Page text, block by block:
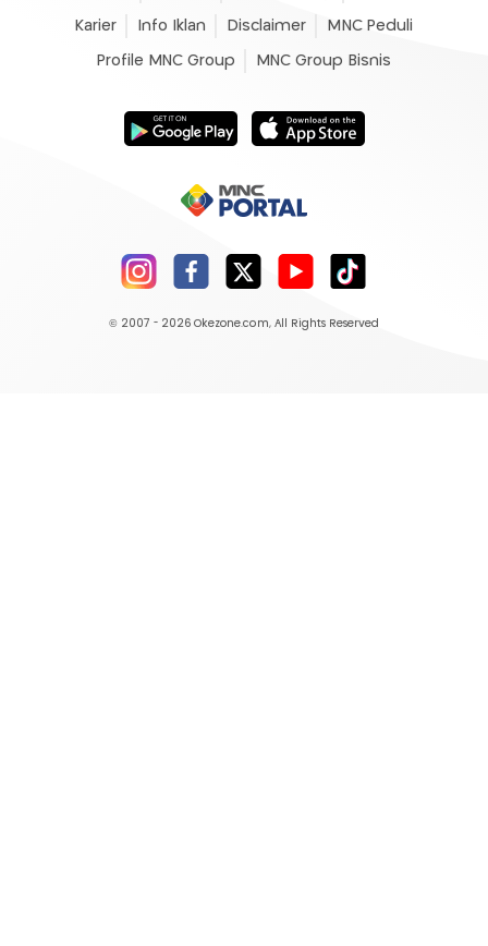
Karier Info Iklan Disclaimer MNC Peduli
Profile MNC Group MNC Group Bisnis
© 2007 - 2026 Okezone.com, All Rights Reserved